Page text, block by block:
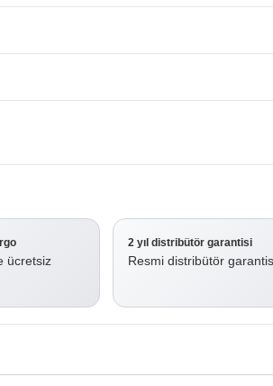
ücretsiz
2 yıl distribütör garantisi
Resmi distribütör